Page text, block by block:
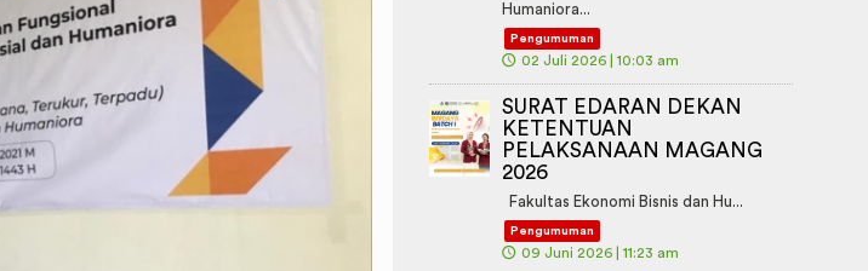
Humaniora...
Pengumuman
🕔 02 Juli 2026 | 10:03 am
SURAT EDARAN DEKAN
KETENTUAN
PELAKSANAAN MAGANG
2026
Fakultas Ekonomi Bisnis dan Hu...
Pengumuman
🕔 09 Juni 2026 | 11:23 am